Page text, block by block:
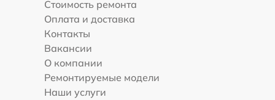
Стоимость ремонта
Оплата и доставка
Контакты
Вакансии
О компании
Ремонтируемые модели
Наши услуги